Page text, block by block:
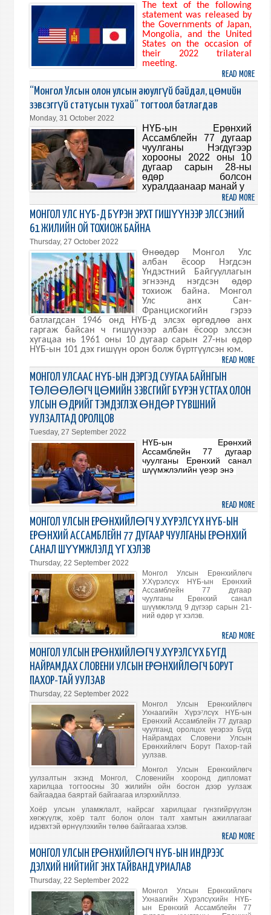
The text of the following
statement was released by
the Governments of Japan,
Mongolia, and the United
States on the occasion of
their 2022 trilateral
meeting.
READ MORE
ON
THE
“Монгол Улсын олон улсын аюулгүй байдал, цөмийн
зэвсэггүй статусын тухай” тогтоол батлагдав
Monday, 31 October 2022
НҮБ-ын Ерөнхий
Ассамблейн 77 дугаар
чуулганы Нэгдүгээр
хорооны2022 оны 10
дугаар сарын 28-ны
өдөр болсон
хуралдаанаар манай у
READ MORE
ОЛОН
МОНГОЛ УЛС НҮБ-Д БҮРЭН ЭРХТ ГИШҮҮНЭЭР ЭЛССЭНИЙ
61 ЖИЛИЙН ОЙ ТОХИОЖ БАЙНА
Thursday, 27 October 2022
Өнөөдөр Монгол Улс
албан ёсоор Нэгдсэн
Үндэстний Байгууллагын
эгнээнд нэгдсэн өдөр
тохиож байна. Монгол
Улс анх Сан-
Францискогийн гэрээ
батлагдсан 1946 онд НҮБ-д элсэх өргөдлөө анх
гаргаж байсан ч гишүүнээр албан ёсоор элссэн
хугацаа нь 1961 оны 10 дугаар сарын 27-ны өдөр
НҮБ-ын 101 дэх гишүүн орон болж бүртгүүлсэн юм.
READ MORE
УЛС
НҮБ-
Д
ЭРХТ
61
ОЙ
МОНГОЛ УЛСААС НҮБ-ЫН ДЭРГЭД СУУГАА БАЙНГЫН
ТӨЛӨӨЛӨГЧ ЦӨМИЙН ЗЭВСГИЙГ БҮРЭН УСТГАХ ОЛОН
УЛСЫН ӨДРИЙГ ТЭМДЭГЛЭХ ӨНДӨР ТҮВШНИЙ
УУЛЗАЛТАД ОРОЛЦОВ
Tuesday, 27 September 2022
НҮБ-ын Ерөнхий
Ассамблейн 77 дугаар
чуулганы Ерөнхий санал
шүүмжлэлийн үеэр энэ
READ MORE
НҮБ-
ОЛОН
МОНГОЛ УЛСЫН ЕРӨНХИЙЛӨГЧ У.ХҮРЭЛСҮХ НҮБ-ЫН
ЕРӨНХИЙ АССАМБЛЕЙН 77 ДУГААР ЧУУЛГАНЫ ЕРӨНХИЙ
САНАЛ ШҮҮМЖЛЭЛД ҮГ ХЭЛЭВ
Thursday, 22 September 2022
Монгол Улсын Ерөнхийлөгч
У.Хүрэлсүх НҮБ-ын Ерөнхий
Ассамблейн 77 дугаар
чуулганы Ерөнхий санал
шүүмжлэлд 9 дүгээр сарын 21-
ний өдөр үг хэлэв.
READ MORE
НҮБ-
ЫН
77
ҮГ
МОНГОЛ УЛСЫН ЕРӨНХИЙЛӨГЧ У.ХҮРЭЛСҮХ БҮГД
НАЙРАМДАХ СЛОВЕНИ УЛСЫН ЕРӨНХИЙЛӨГЧ БОРУТ
ПАХОР-ТАЙ УУЛЗАВ
Thursday, 22 September 2022
Монгол Улсын Ерөнхийлөгч
Ухнаагийн Хүрэ⁷лсүх НҮБ-ын
Ерөнхий Ассамблейн 77 дугаар
чуулганд оролцох үеэрээ Бүгд
Найрамдах Словени Улсын
Ерөнхийлөгч Борут Пахор-тай
уулзав.
Монгол Улсын Ерөнхийлөгч
уулзалтын эхэнд Монгол, Словенийн хооронд дипломат
харилцаа тогтоосны 30 жилийн ойн босгон дээр уулзаж
байгаадаа баяртай байгаагаа илэрхийллээ.
Хоёр улсын уламжлалт, найрсаг харилцааг гүнзгийрүүлэн
хөгжүүлж, хоёр талт болон олон талт хамтын ажиллагааг
идэвхтэй өрнүүлэхийн төлөө байгаагаа хэлэв.
READ MORE
БҮГД
МОНГОЛ УЛСЫН ЕРӨНХИЙЛӨГЧ НҮБ-ЫН ИНДРЭЭС
ДЭЛХИЙ НИЙТИЙГ ЭНХ ТАЙВАНД УРИАЛАВ
Thursday, 22 September 2022
Монгол Улсын Ерөнхийлөгч
Ухнаагийн Хүрэлсүхийн НҮБ-
ын Ерөнхий Ассамблейн 77